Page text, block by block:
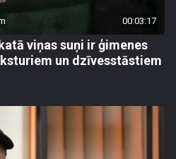
00:03:17
viņas suņi ir ģimenes
un dzīvesstāstiem